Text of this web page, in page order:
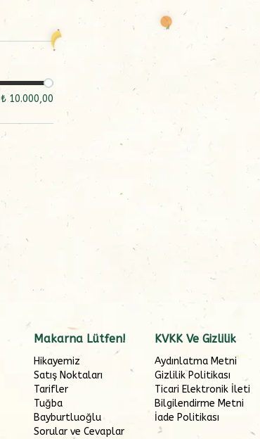
₺ 10.000,00
Makarna Lütfen!
Hikayemiz
Satış Noktaları
Tarifler
Tuğba
Bayburtluoğlu
Sorular ve Cevaplar
KVKK Ve Gizlilik
Aydınlatma Metni
Gizlilik Politikası
Ticari Elektronik İleti
Bilgilendirme Metni
İade Politikası